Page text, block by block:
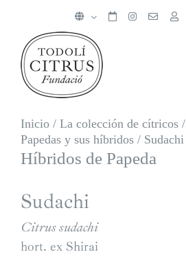
contenido
Inicio / La colección de cítricos /
Papedas y sus híbridos / Sudachi
Híbridos de Papeda
Sudachi
Citrus sudachi
hort. ex Shirai